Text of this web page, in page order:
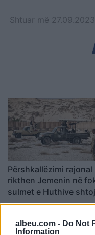
albeu.com - Do Not
Information
Shtuar më
Përshkallëzimi rajonal
rikthen Jemenin në
sulmet e Huthive
rrezikun e zgjerimit të